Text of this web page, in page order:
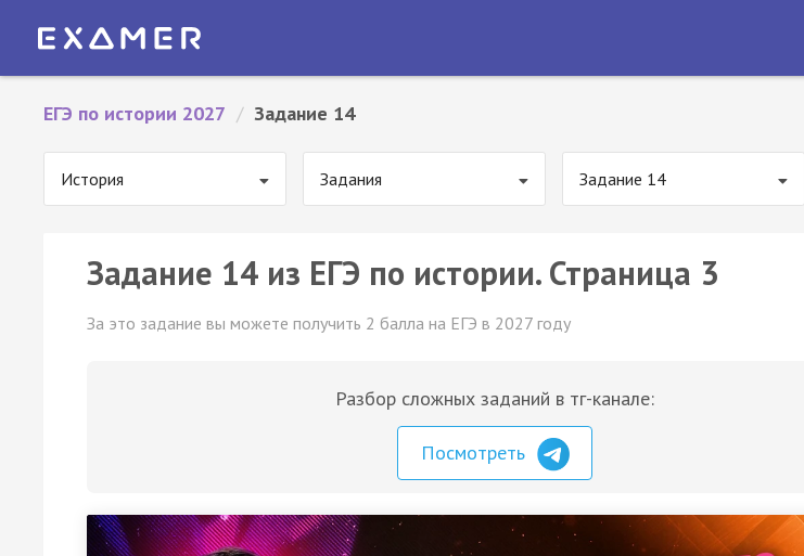
ЕГЭ по истории 2027 / Задание 14
История Задания Задание 14
Задание 14 из ЕГЭ по истории. Страница 3
За это задание вы можете получить 2 балла на ЕГЭ в 2027 году
Разбор сложных заданий в тг-канале:
Посмотреть